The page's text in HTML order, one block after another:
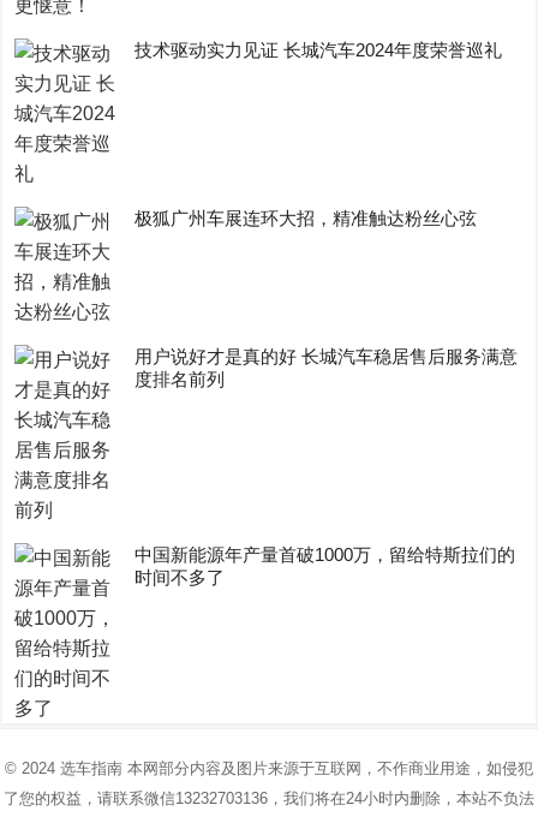
技术驱动实力见证 长城汽车2024年度荣誉巡礼
极狐广州车展连环大招，精准触达粉丝心弦
用户说好才是真的好 长城汽车稳居售后服务满意
度排名前列
中国新能源年产量首破1000万，留给特斯拉们的
时间不多了
© 2024 选车指南本网部分内容及图片来源于互联网，不作商业用途，如侵犯
了您的权益，请联系微信13232703136，我们将在24小时内删除，本站不负法